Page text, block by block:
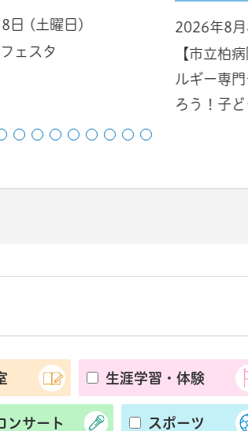
日 (土曜日)
ェスタ
2026年8
【市立柏
ルギー専
ろう！子
生涯学習・体験
ンサート スポーツ